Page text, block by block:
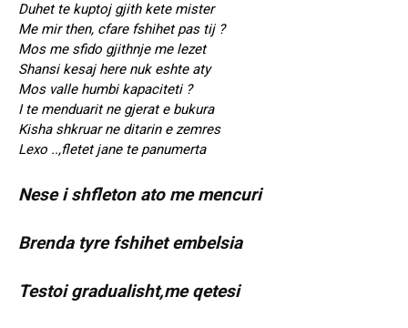
Duhet te kuptoj gjith kete mister
Me mir then, cfare fshihet pas tij ?
Mos me sfido gjithnje me lezet
Shansi kesaj here nuk eshte aty
Mos valle humbi kapaciteti ?
I te menduarit ne gjerat e bukura
Kisha shkruar ne ditarin e zemres
Lexo ..,fletet jane te panumerta
Nese i shfleton ato me mencuri
Brenda tyre fshihet embelsia
Testoi gradualisht,me qetesi